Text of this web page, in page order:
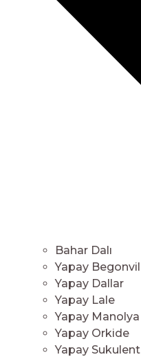
Bahar Dalı
Yapay Begonvil
Yapay Dallar
Yapay Lale
Yapay Manolya
Yapay Orkide
Yapay Sukulent